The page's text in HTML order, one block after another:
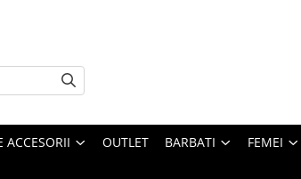
ACCESORII OUTLET BARBATI FEMEI